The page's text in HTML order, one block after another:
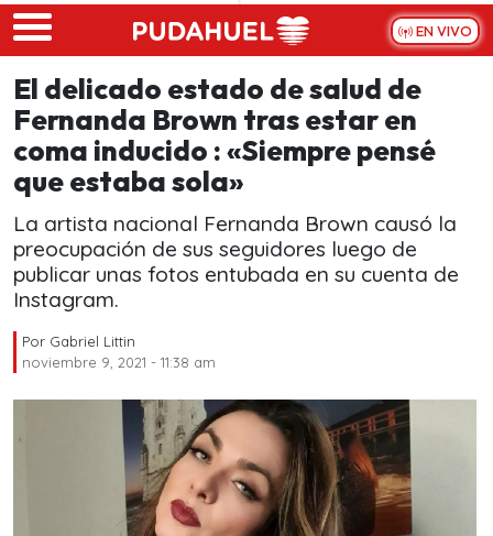
Skip to main content
EN VIVO
El delicado estado de salud de
Fernanda Brown tras estar en
coma inducido : «Siempre pensé
que estaba sola»
La artista nacional Fernanda Brown causó la
preocupación de sus seguidores luego de
publicar unas fotos entubada en su cuenta de
Instagram.
Por Gabriel Littin
noviembre 9, 2021 - 11:38 am